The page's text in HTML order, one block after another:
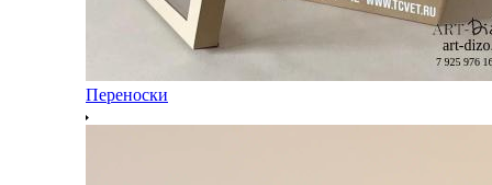
Переноски